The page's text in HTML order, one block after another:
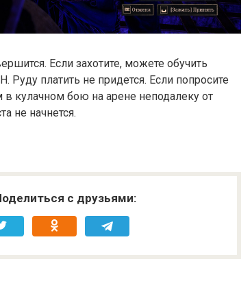
Если захотите, можете обучить
Руду платить не придется. Если попросите
в кулачном бою на арене неподалеку от
не начнется.
с друзьями: